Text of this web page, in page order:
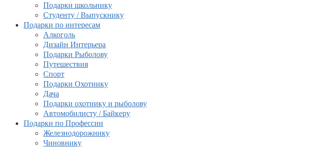
Подарки школьнику
Студенту / Выпускнику
Подарки по интересам
Алкоголь
Дизайн Интерьера
Подарки Рыболову
Путешествия
Спорт
Подарки Охотнику
Дача
Подарки охотнику и рыболову
Автомобилисту / Байкеру
Подарки по Профессии
Железнодорожнику
Чиновнику